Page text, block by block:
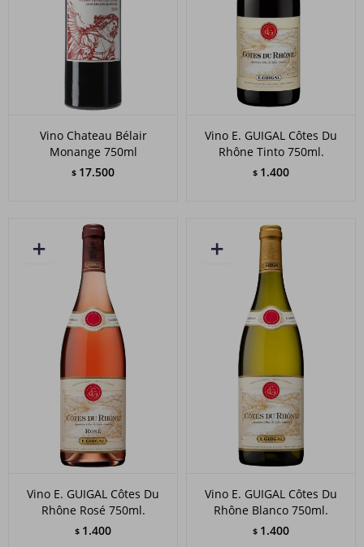
Vino Chateau Bélair
Monange 750ml
$ 17.500
Vino E. GUIGAL Côtes Du
Rhône Tinto 750ml.
$ 1.400
Vino E. GUIGAL Côtes Du
Rhône Rosé 750ml.
$ 1.400
Vino E. GUIGAL Côtes Du
Rhône Blanco 750ml.
$ 1.400